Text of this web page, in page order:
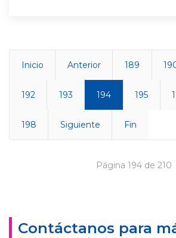
Inicio Anterior 189
192 193 194 195
198 Siguiente Fin
Página 194 de 210
Contáctanos para